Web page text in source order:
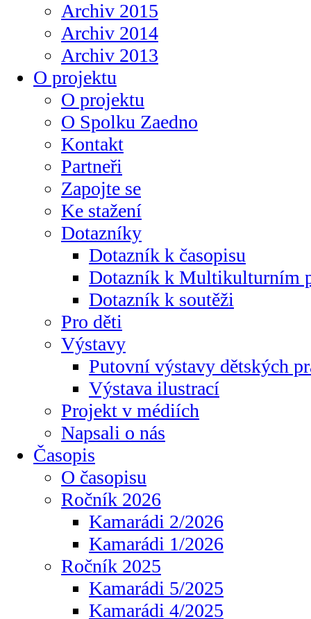
Archiv 2015
Archiv 2014
Archiv 2013
O projektu
O projektu
O Spolku Zaedno
Kontakt
Partneři
Zapojte se
Ke stažení
Dotazníky
Dotazník k časopisu
Dotazník k Multikulturním
Dotazník k soutěži
Pro děti
Výstavy
Putovní výstavy dětských
Výstava ilustrací
Projekt v médiích
Napsali o nás
Časopis
O časopisu
Ročník 2026
Kamarádi 2/2026
Kamarádi 1/2026
Ročník 2025
Kamarádi 5/2025
Kamarádi 4/2025